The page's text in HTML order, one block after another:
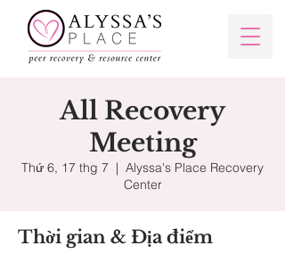
All Recovery
Meeting
Thứ 6, 17 thg 7
  |
Alyssa's Place Recovery
Center
Thời gian & Địa điểm